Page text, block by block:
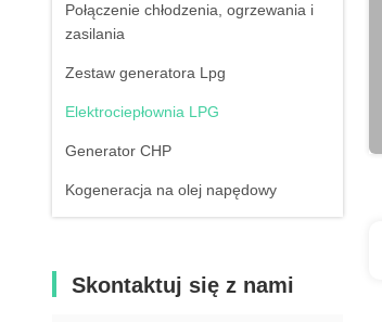
Połączenie chłodzenia, ogrzewania i
zasilania
Zestaw generatora Lpg
Elektrociepłownia LPG
Generator CHP
Kogeneracja na olej napędowy
Skontaktuj się z nami